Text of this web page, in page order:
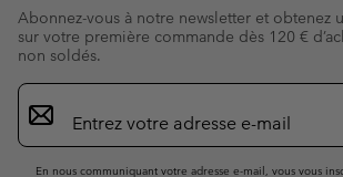
Abonnez-vous à notre newsletter et obtenez
sur votre première commande dès 120 €
non soldés.
Inscription
par
e-
En nous communiquant votre adresse e-mail, vous vous